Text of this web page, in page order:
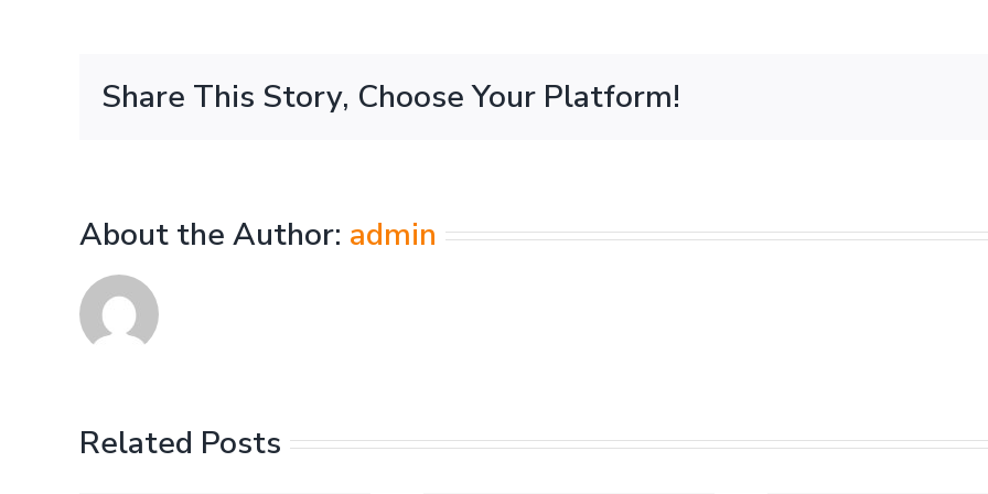
Share This Story, Choose Your Platform!
About the Author: admin
Related PostsMamma Mia!